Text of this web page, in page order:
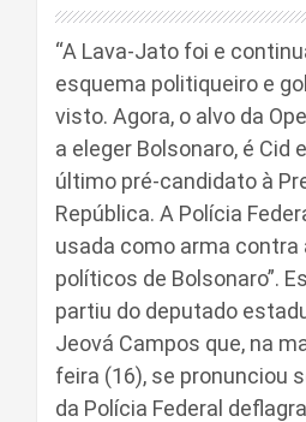
“A Lava-Jato foi e
esquema politiqueiro e
visto. Agora, o alvo da
a eleger Bolsonaro, é Cid
último pré-candidato à
República. A Polícia
usada como arma contra
políticos de Bolsonaro”.
partiu do deputado
Jeová Campos que, na
feira (16), se pronunciou
da Polícia Federal